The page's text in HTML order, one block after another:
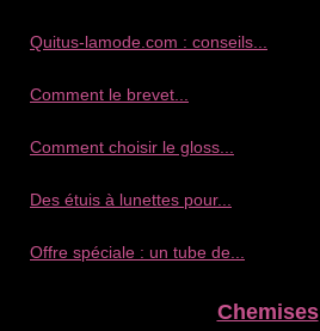
Quitus-lamode.com : conseils...
Comment le brevet...
Comment choisir le gloss...
Des étuis à lunettes pour...
Offre spéciale : un tube de...
Chemises